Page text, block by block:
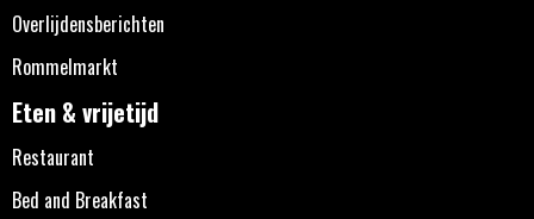
Overlijdensberichten
Rommelmarkt
Eten & vrijetijd
Restaurant
Bed and Breakfast